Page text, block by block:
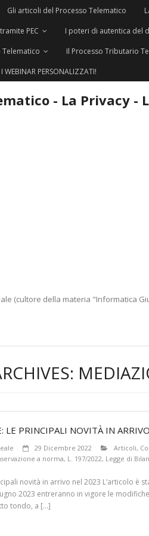
Gli articoli del Processo Telematico
PEC
I poteri di autentica del
Telematico
Il Processo Tributario
WEBINAR PERSONALIZZATI!
- La Privacy -
(cultore della materia "Informatica
LE PRINCIPALI NOVITÀ IN
29 Dicembre 2022 Articoli,
a norma, L. 197/2022, Legge di
novità in arrivo nel 2023 L’articolo è
2023 entreranno in vigore le
tondo, a […]